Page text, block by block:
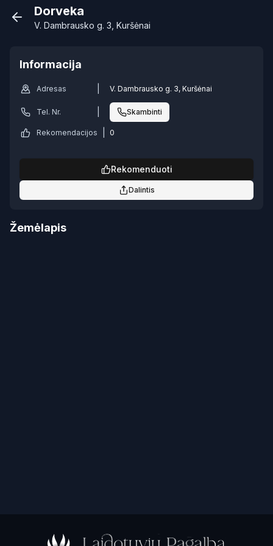
Dorveka
V. Dambrausko g. 3, Kuršėnai
Informacija
Adresas V. Dambrausko g. 3, Kuršėnai
Tel. Nr. Skambinti
Rekomendacijos 0
Rekomenduoti
Dalintis
Žemėlapis